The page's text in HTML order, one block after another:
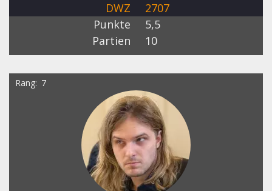
DWZ
2707
Punkte
5,5
Partien
10
Rang 7